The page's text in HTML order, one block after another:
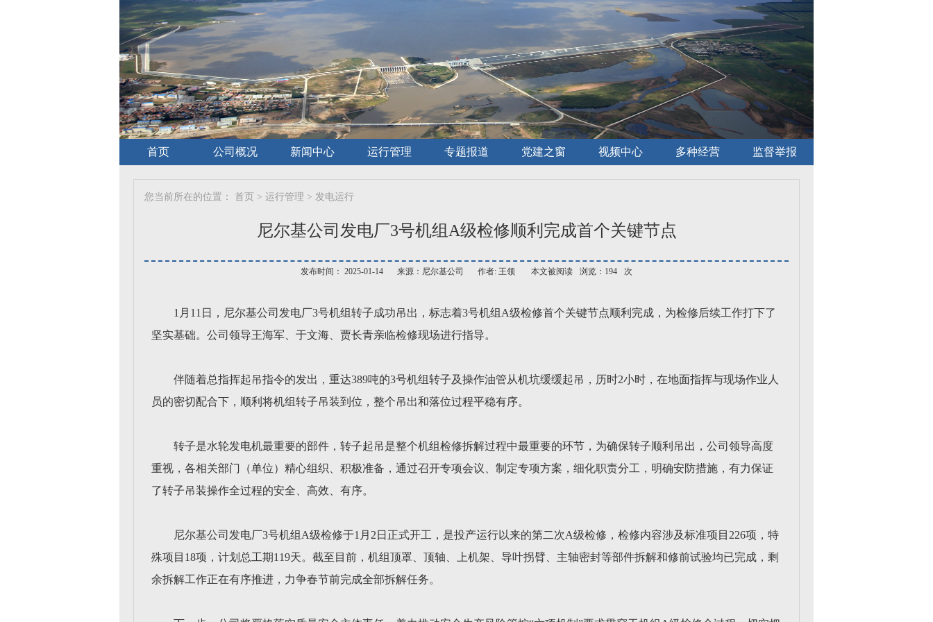
首页 公司概况 新闻中心 运行管理 专题报道 党建之窗 视频中心 多种经营 监督举报
您当前所在的位置： 首页 > 运行管理 > 发电运行
尼尔基公司发电厂3号机组A级检修顺利完成首个关键节点
发布时间： 2025-01-14 来源：尼尔基公司 作者: 王领 本文被阅读 浏览：194 次
1月11日，尼尔基公司发电厂3号机组转子成功吊出，标志着3号机组A级检修首个关键节点顺利完成，为检修后续工作打下了
坚实基础。公司领导王海军、于文海、贾长青亲临检修现场进行指导。
伴随着总指挥起吊指令的发出，重达389吨的3号机组转子及操作油管从机坑缓缓起吊，历时2小时，在地面指挥与现场作业人
员的密切配合下，顺利将机组转子吊装到位，整个吊出和落位过程平稳有序。
转子是水轮发电机最重要的部件，转子起吊是整个机组检修拆解过程中最重要的环节，为确保转子顺利吊出，公司领导高度
重视，各相关部门（单位）精心组织、积极准备，通过召开专项会议、制定专项方案，细化职责分工，明确安防措施，有力保证
了转子吊装操作全过程的安全、高效、有序。
尼尔基公司发电厂3号机组A级检修于1月2日正式开工，是投产运行以来的第二次A级检修，检修内容涉及标准项目226项，特
殊项目18项，计划总工期119天。截至目前，机组顶罩、顶轴、上机架、导叶拐臂、主轴密封等部件拆解和修前试验均已完成，剩
余拆解工作正在有序推进，力争春节前完成全部拆解任务。